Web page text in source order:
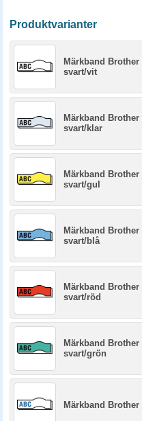
Produktvarianter
Märkband Brother
svart/vit
Märkband Brother
svart/klar
Märkband Brother
svart/gul
Märkband Brother
svart/blå
Märkband Brother
svart/röd
Märkband Brother
svart/grön
Märkband